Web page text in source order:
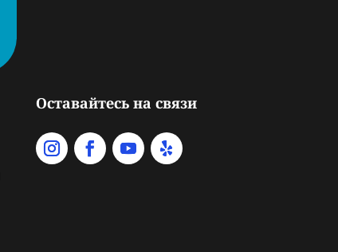
Оставайтесь на связи